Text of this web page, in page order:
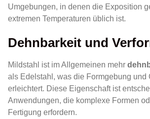
Umgebungen, in denen die Exposition
extremen Temperaturen üblich ist.
Dehnbarkeit und
Mildstahl ist im Allgemeinen mehr
als Edelstahl, was die Formgebung und
erleichtert. Diese Eigenschaft ist
Anwendungen, die komplexe Formen
Fertigung erfordern.